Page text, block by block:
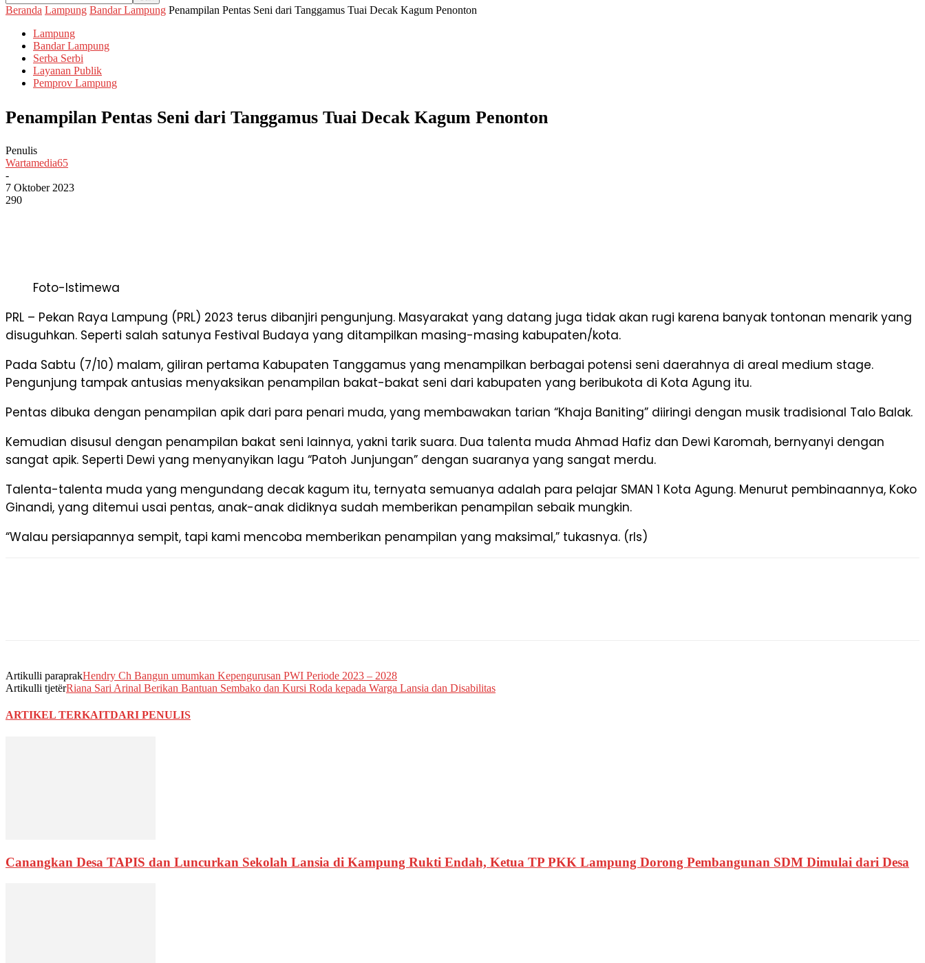
Beranda Lampung Bandar Lampung Penampilan Pentas Seni dari Tanggamus Tuai Decak Kagum Penonton
Lampung
Bandar Lampung
Serba Serbi
Layanan Publik
Pemprov Lampung
Penampilan Pentas Seni dari Tanggamus Tuai Decak Kagum Penonton
Penulis
Wartamedia65
-
7 Oktober 2023
290
Foto-Istimewa
PRL – Pekan Raya Lampung (PRL) 2023 terus dibanjiri pengunjung. Masyarakat yang datang juga tidak akan rugi karena banyak tontonan menarik yang
disuguhkan. Seperti salah satunya Festival Budaya yang ditampilkan masing-masing kabupaten/kota.
Pada Sabtu (7/10) malam, giliran pertama Kabupaten Tanggamus yang menampilkan berbagai potensi seni daerahnya di areal medium stage.
Pengunjung tampak antusias menyaksikan penampilan bakat-bakat seni dari kabupaten yang beribukota di Kota Agung itu.
Pentas dibuka dengan penampilan apik dari para penari muda, yang membawakan tarian “Khaja Baniting” diiringi dengan musik tradisional Talo Balak.
Kemudian disusul dengan penampilan bakat seni lainnya, yakni tarik suara. Dua talenta muda Ahmad Hafiz dan Dewi Karomah, bernyanyi dengan
sangat apik. Seperti Dewi yang menyanyikan lagu “Patoh Junjungan” dengan suaranya yang sangat merdu.
Talenta-talenta muda yang mengundang decak kagum itu, ternyata semuanya adalah para pelajar SMAN 1 Kota Agung. Menurut pembinaannya, Koko
Ginandi, yang ditemui usai pentas, anak-anak didiknya sudah memberikan penampilan sebaik mungkin.
“Walau persiapannya sempit, tapi kami mencoba memberikan penampilan yang maksimal,” tukasnya. (rls)
Artikulli paraprakHendry Ch Bangun umumkan Kepengurusan PWI Periode 2023 – 2028
Artikulli tjetërRiana Sari Arinal Berikan Bantuan Sembako dan Kursi Roda kepada Warga Lansia dan Disabilitas
ARTIKEL TERKAITDARI PENULIS
Canangkan Desa TAPIS dan Luncurkan Sekolah Lansia di Kampung Rukti Endah, Ketua TP PKK Lampung Dorong Pembangunan SDM Dimulai dari Desa